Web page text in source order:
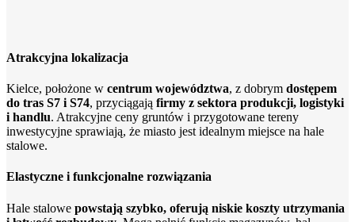
Atrakcyjna lokalizacja
Kielce, położone w centrum województwa, z dobrym dostępem
do tras S7 i S74, przyciągają firmy z sektora produkcji, logistyki
i handlu. Atrakcyjne ceny gruntów i przygotowane tereny
inwestycyjne sprawiają, że miasto jest idealnym miejsce na hale
stalowe.
Elastyczne i funkcjonalne rozwiązania
Hale stalowe powstają szybko, oferują niskie koszty utrzymania